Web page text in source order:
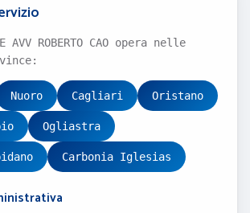
AVV ROBERTO CAO opera nelle
Nuoro Cagliari Oristano
Ogliastra
Carbonia Iglesias